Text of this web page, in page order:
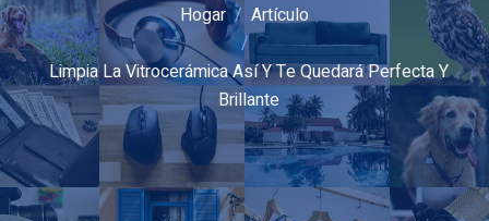
Hogar Artículo
Limpia La Vitrocerámica Así Y Te Quedará Perfecta Y
Brillante